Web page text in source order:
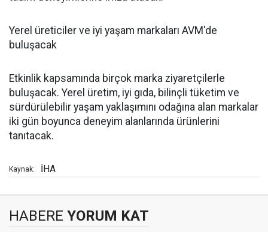
Yerel üreticiler ve iyi yaşam markaları AVM'de
buluşacak
Etkinlik kapsamında birçok marka ziyaretçilerle
buluşacak. Yerel üretim, iyi gıda, bilinçli tüketim ve
sürdürülebilir yaşam yaklaşımını odağına alan markalar
iki gün boyunca deneyim alanlarında ürünlerini
tanıtacak.
Kaynak: İHA
HABERE YORUM KAT